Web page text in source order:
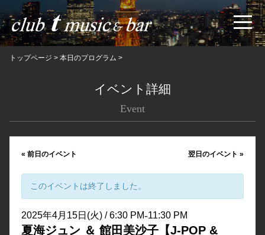
トップページ > 本日のプログラム >
イベント詳細
Event
« 前日のイベント 翌日のイベント»
このイベントは終了しました。
2025年4月15日(火) / 6:30 PM-11:30 PM
夏海ジュン ＆ 館田美沙子【J-POP &